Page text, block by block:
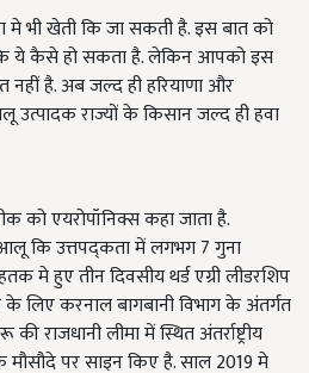
मे भी खेती कि जा सकती है. इस बात को
ये कैसे हो सकता है. लेकिन आपको इस
है. अब जल्द ही हरियाणा और
राज्यों के किसान जल्द ही हवा
को एयरोपॉनिक्स कहा जाता है.
कि उत्तपद्कता में लगभग 7 गुना
मे हुए तीन दिवसीय थर्ड एग्री लीडरशिप
लिए करनाल बागबानी विभाग के अंतर्गत
लीमा में स्थित अंतर्राष्ट्रीय
पर साइन किए है. साल 2019 मे